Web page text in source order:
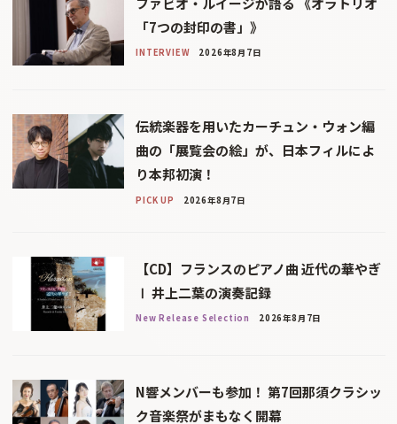
「7つの封印の書」》
INTERVIEW 2026年8月7日
伝統楽器を用いたカーチュン・ウォン編
曲の「展覧会の絵」が、日本フィルによ
り本邦初演！
PICK UP 2026年8月7日
【CD】フランスのピアノ曲 近代の華やぎ
Ⅰ 井上二葉の演奏記録
New Release Selection 2026年8月7日
N響メンバーも参加！ 第7回那須クラシッ
ク音楽祭がまもなく開幕